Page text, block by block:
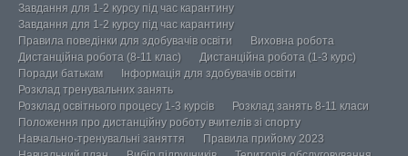
Завдання для 1-2 курсу під час карантину
Завдання для 1-2 курсу під час карантину
Правила поведінки для здобувачів освіти
Виховна робота
Дистанційна робота (8-11 клас)
Дистанційна робота (1-3 курс)
Поради батькам
Інформація для здобувачів освіти
Розклад тренувальних занять
Розклад освітнього процесу 1-3 курсів
Розклад занять 8-11 класи
Положення про дистанційну роботу вчителів зі спорту
Навчально-тренувальні заняття
Правила прийому 2023